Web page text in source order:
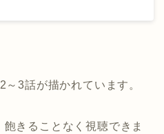
3話が描かれています。
きることなく視聴できま